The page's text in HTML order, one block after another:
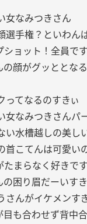
女なみつきさん
選手権？といわん
ョット！全員です
顔がグッととな
ってなるのすきぃ
女なみつきさんパ
い水槽越しの美し
首こてんは可愛い
たまらなく好きです
困り眉だーいす
さんがイケメンす
も合わせず背中